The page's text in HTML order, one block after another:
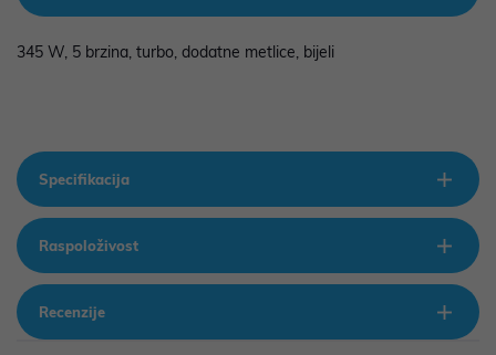
345 W, 5 brzina, turbo, dodatne metlice, bijeli
Specifikacija
Raspoloživost
Recenzije